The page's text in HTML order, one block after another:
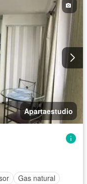
Apartaestudio
Gas natural